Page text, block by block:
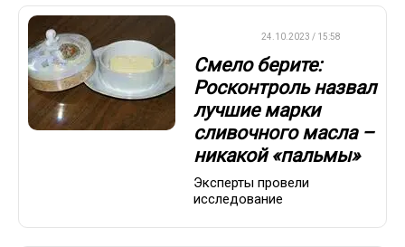
24.10.2023 / 15:58
Смело берите:
Росконтроль назвал
лучшие марки
сливочного масла –
никакой «пальмы»
Эксперты провели
исследование